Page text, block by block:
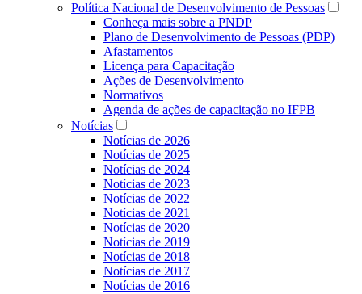
Política Nacional de Desenvolvimento de Pessoas
Conheça mais sobre a PNDP
Plano de Desenvolvimento de Pessoas (PDP)
Afastamentos
Licença para Capacitação
Ações de Desenvolvimento
Normativos
Agenda de ações de capacitação no IFPB
Notícias
Notícias de 2026
Notícias de 2025
Notícias de 2024
Notícias de 2023
Notícias de 2022
Notícias de 2021
Notícias de 2020
Notícias de 2019
Notícias de 2018
Notícias de 2017
Notícias de 2016